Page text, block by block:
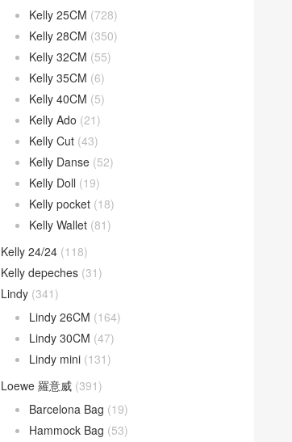
Kelly 25CM (728)
Kelly 28CM (350)
Kelly 32CM (55)
Kelly 35CM (6)
Kelly 40CM (5)
Kelly Ado (21)
Kelly Cut (43)
Kelly Danse (52)
Kelly Doll (19)
Kelly pocket (18)
Kelly Wallet (81)
Kelly 24/24 (118)
Kelly depeches (31)
Lindy (341)
Lindy 26CM (164)
Lindy 30CM (47)
Lindy mini (131)
Loewe 羅意威 (391)
Barcelona Bag (19)
Hammock Bag (53)